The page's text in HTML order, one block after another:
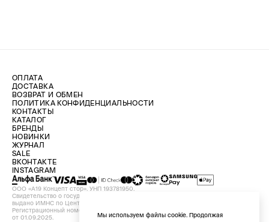
ООО «А19 Концепт стор». УНП 193781950.
Свидетельство о государственной регистрации №193781950 от 09.08.2024,
выдано ИМНС по Центральному району г. Минска.
Регистрационный номер в Торговом реестре Республики Беларусь №756898
от 01.09.2025.
ОПЛАТА
ДОСТАВКА
ВОЗВРАТ И ОБМЕН
ПОЛИТИКА КОНФИДЕНЦИАЛЬНОСТИ
КОНТАКТЫ
ВКОНТАКТЕ
INSTAGRAM
КАТАЛОГ
БРЕНДЫ
НОВИНКИ
ЖУРНАЛ
SALE
Мы используем файлы cookie. Продолжая